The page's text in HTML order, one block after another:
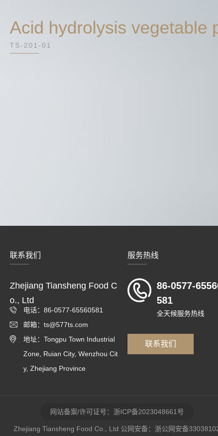
Acid hydrolysis vegetable
rotein seasoning powder
TS-201-01
联系我们
Zhejiang Tiansheng Food C
o., Ltd
电话：86-0577-65560581
邮箱：ts@577ts.com
地址：Tongpu Town Industrial
Zone, Ruian City, Wenzhou Cit
y, Zhejiang Province
服务热线
86-0577-
581
全天候服务热线
联系我们
网站备案/许可证号：浙ICP备2023048661号
Zhejiang Tiansheng Food Co., Ltd 公网安备：浙公网安备